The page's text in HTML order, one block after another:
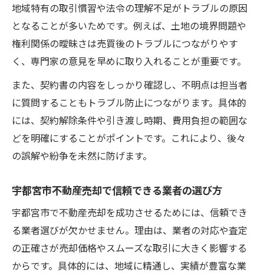
地域特有の取引慣習や法令の理解不足がトラブルの原因
となることが多いためです。例えば、土地の境界問題や
権利関係の曖昧さは売買後のトラブルにつながりやす
く、専門家の意見を早めに取り入れることが重要です。
また、契約書の内容をしっかり確認し、不明点は担当者
に質問することもトラブル防止につながります。具体的
には、契約解除条件や引き渡し時期、費用負担の範囲な
どを明確にすることがポイントです。これにより、後々
の誤解や紛争を未然に防げます。
宇都宮市不動産売却で信頼できる業者の選び方
宇都宮市で不動産売却を成功させるためには、信頼でき
る業者選びが欠かせません。理由は、業者の対応や査定
の正確さが売却価格やスムーズな取引に大きく影響する
からです。具体的には、地域に精通し、実績が豊富な業